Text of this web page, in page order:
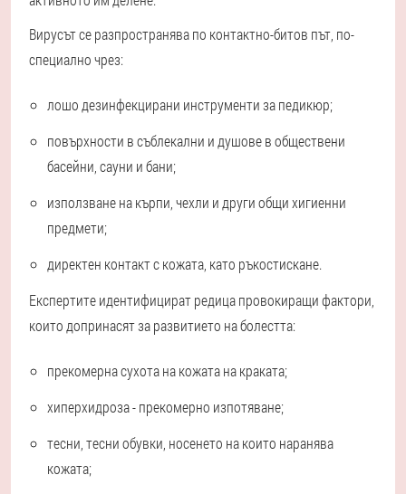
Вирусът се разпространява по контактно-битов път, по-
специално чрез:
лошо дезинфекцирани инструменти за педикюр;
повърхности в съблекални и душове в обществени
басейни, сауни и бани;
използване на кърпи, чехли и други общи хигиенни
предмети;
директен контакт с кожата, като ръкостискане.
Експертите идентифицират редица провокиращи фактори,
които допринасят за развитието на болестта:
прекомерна сухота на кожата на краката;
хиперхидроза - прекомерно изпотяване;
тесни, тесни обувки, носенето на които наранява
кожата;